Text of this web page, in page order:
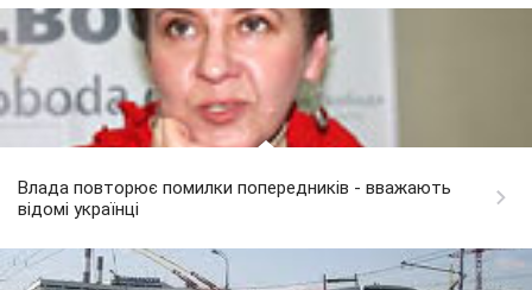
Влада повторює помилки попередників - вважають
відомі українці